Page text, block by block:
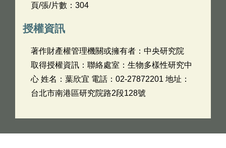
頁/張/片數：304
授權資訊
著作財產權管理機關或擁有者：中央研究院
取得授權資訊：聯絡處室：生物多樣性研究中
心 姓名：葉欣宜 電話：02-27872201 地址：
台北市南港區研究院路2段128號